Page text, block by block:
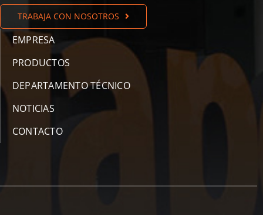
TRABAJA CON NOSOTROS
EMPRESA
PRODUCTOS
DEPARTAMENTO TÉCNICO
NOTICIAS
CONTACTO